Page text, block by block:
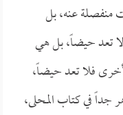
منفصلة عنه، بل
تعد حيضاً، بل هي
فلا تعد حيضاً،
جداً في كتاب المحلى،